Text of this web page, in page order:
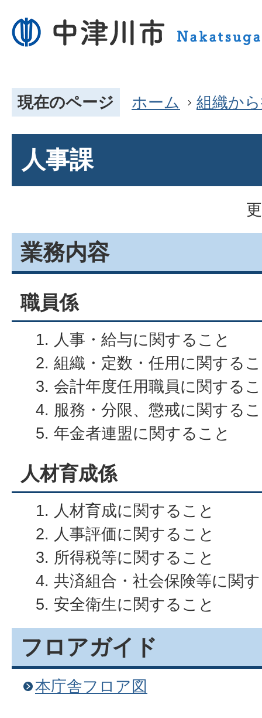
現在のページ ホーム 組織か
人事課
業務内容
職員係
人事・給与に関すること
組織・定数・任用に関する
会計年度任用職員に関する
服務・分限、懲戒に関する
年金者連盟に関すること
人材育成係
人材育成に関すること
人事評価に関すること
所得税等に関すること
共済組合・社会保険等に関
安全衛生に関すること
フロアガイド
本庁舎フロア図